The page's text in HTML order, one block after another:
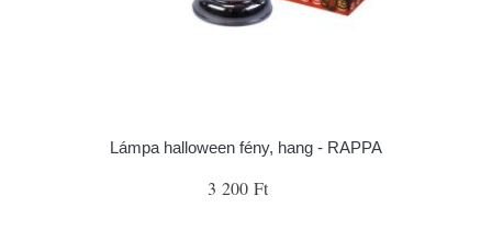
Lámpa halloween fény, hang - RAPPA
3 200 Ft